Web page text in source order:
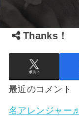
Thanks！
ポスト
最近のコメント
名アレンジャー♬